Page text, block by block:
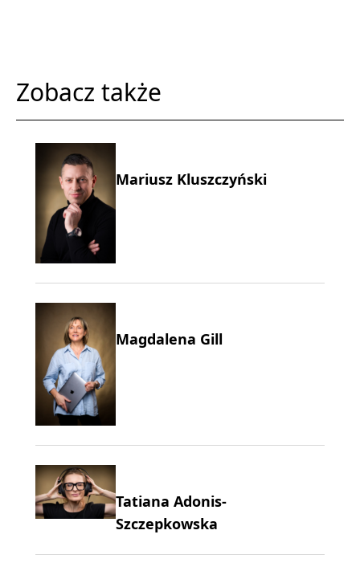
Zobacz także
Mariusz Kluszczyński
Magdalena Gill
Tatiana Adonis-
Szczepkowska